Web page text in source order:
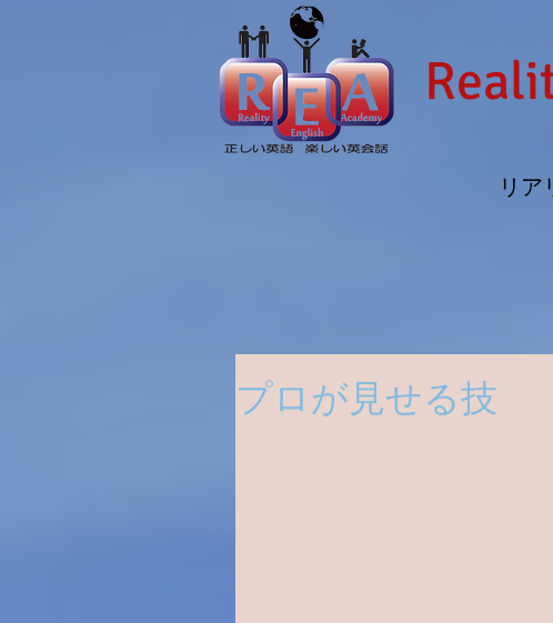
リ
プロが見せる技